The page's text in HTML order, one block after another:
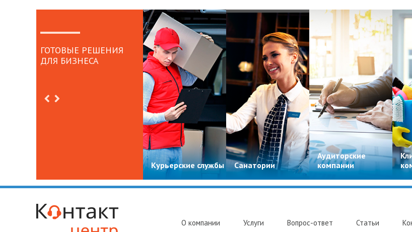
ГОТОВЫЕ РЕШЕНИЯ
ДЛЯ БИЗНЕСА
Курьерские службы Санатории
Аудиторские
компании
О компании Услуги Вопрос-ответ Статьи